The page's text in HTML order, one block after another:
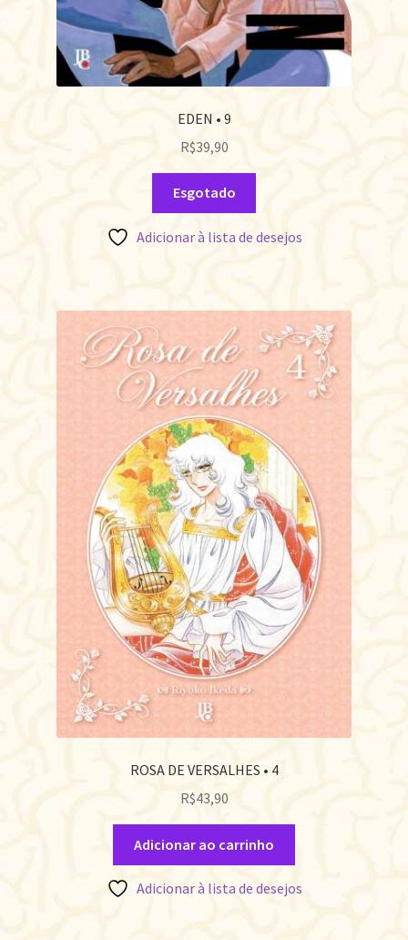
EDEN • 9
R$39,90
Esgotado
Adicionar à lista de desejos
ROSA DE VERSALHES • 4
R$43,90
Adicionar ao carrinho
Adicionar à lista de desejos